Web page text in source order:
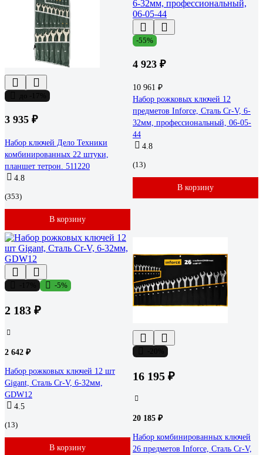
3 935 ₽
Набор ключей Дело Техники
комбинированных 22 штуки,
планшет тетрон. 511220
4.8
(353)
В корзину
-55%
4 923 ₽
10 961 ₽
Набор рожковых ключей 12
предметов Inforce, Сталь Cr-V, 6-
32мм, профессиональный, 06-05-
44
4.8
(13)
В корзину
-5%
2 183 ₽
2 642 ₽
Набор рожковых ключей 12 шт
Gigant, Сталь Cr-V, 6-32мм,
GDW12
4.5
(13)
В корзину
16 195 ₽
20 185 ₽
Набор комбинированных ключей
26 предметов Inforce, Сталь Cr-V,